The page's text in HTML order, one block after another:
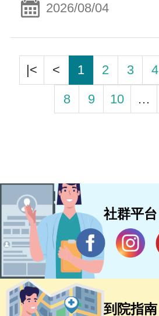
2026/08/04
|< < 1 2 3 4
8
9 10 …
社群平台
到院指南